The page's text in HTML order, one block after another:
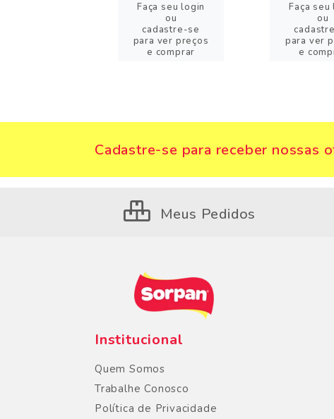
Faça seu login
ou
cadastre-se
para ver preços
e comprar
Faça seu
ou
para ver
e
Cadastre-se para receber nossas
Meus Pedidos
Institucional
Quem Somos
Trabalhe Conosco
Política de Privacidade